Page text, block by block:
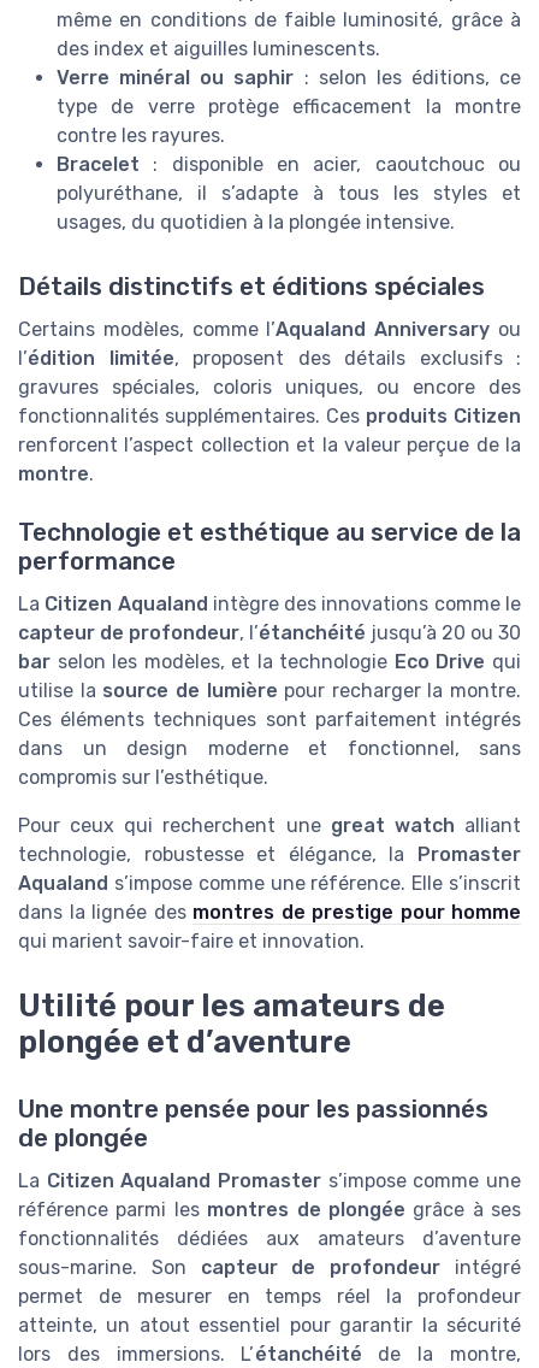
même en conditions de faible luminosité, grâce à
des index et aiguilles luminescents.
Verre minéral ou saphir : selon les éditions, ce
type de verre protège efficacement la montre
contre les rayures.
Bracelet : disponible en acier, caoutchouc ou
polyuréthane, il s’adapte à tous les styles et
usages, du quotidien à la plongée intensive.
Détails distinctifs et éditions spéciales
Certains modèles, comme l’Aqualand Anniversary ou
l’édition limitée, proposent des détails exclusifs :
gravures spéciales, coloris uniques, ou encore des
fonctionnalités supplémentaires. Ces produits Citizen
renforcent l’aspect collection et la valeur perçue de la
montre.
Technologie et esthétique au service de la
performance
La Citizen Aqualand intègre des innovations comme le
capteur de profondeur, l’étanchéité jusqu’à 20 ou 30
bar selon les modèles, et la technologie Eco Drive qui
utilise la source de lumière pour recharger la montre.
Ces éléments techniques sont parfaitement intégrés
dans un design moderne et fonctionnel, sans
compromis sur l’esthétique.
Pour ceux qui recherchent une great watch alliant
technologie, robustesse et élégance, la Promaster
Aqualand s’impose comme une référence. Elle s’inscrit
dans la lignée des montres de prestige pour homme
qui marient savoir-faire et innovation.
Utilité pour les amateurs de
plongée et d’aventure
Une montre pensée pour les passionnés
de plongée
La Citizen Aqualand Promaster s’impose comme une
référence parmi les montres de plongée grâce à ses
fonctionnalités dédiées aux amateurs d’aventure
sous-marine. Son capteur de profondeur intégré
permet de mesurer en temps réel la profondeur
atteinte, un atout essentiel pour garantir la sécurité
lors des immersions. L’étanchéité de la montre,